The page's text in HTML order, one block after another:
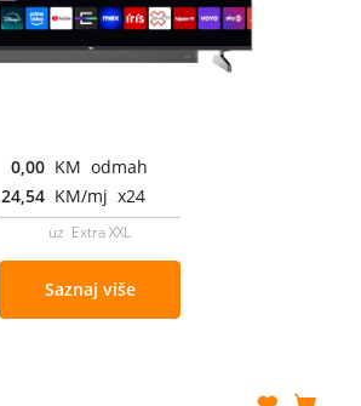
0,00 KM odmah
24,54 KM/mj x24
uz Extra XXL
Saznaj više